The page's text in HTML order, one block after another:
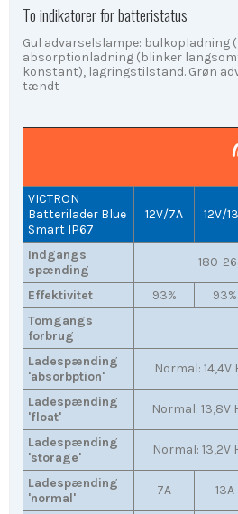
To indikatorer for batteristatus
Gul advarselslampe: bulkopladning
absorptionladning (blinker
konstant), lagringstilstand. Grøn
tændt
VICTRON
Batterilader Blue
Smart IP67
12V/7A 12V/
Indgangs
spænding
180-
Effektivitet 93% 93%
Tomgangs
forbrug
Ladespænding
'absorbption'
Normal: 14,4V
Ladespænding
'float'
Normal: 13,8V
Ladespænding
'storage'
Normal: 13,2V
Ladespænding
'normal'
7A 13A